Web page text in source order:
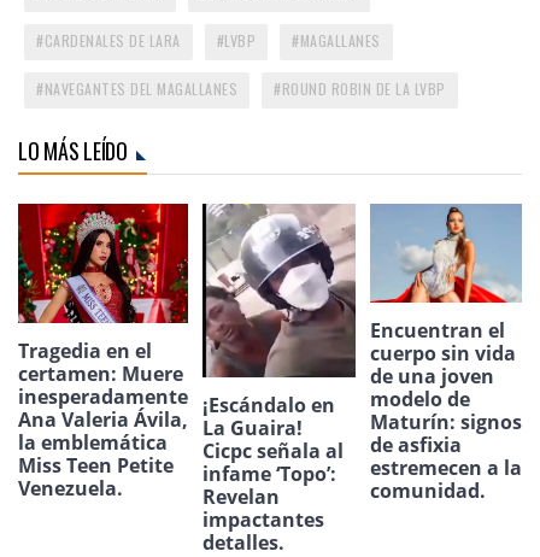
CARDENALES DE LARA LVBP MAGALLANES
NAVEGANTES DEL MAGALLANES ROUND ROBIN DE LA LVBP
LO MÁS LEÍDO
Tragedia en el
certamen: Muere
inesperadamente
Ana Valeria Ávila,
la emblemática
Miss Teen Petite
Venezuela.
¡Escándalo en
La Guaira!
Cicpc señala al
infame ‘Topo’:
Revelan
impactantes
detalles.
Encuentran el
cuerpo sin vida
de una joven
modelo de
Maturín: signos
de asfixia
estremecen a la
comunidad.